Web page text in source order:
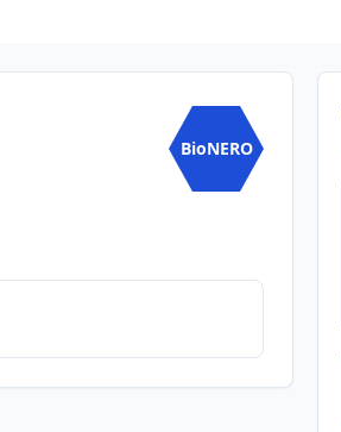
BioNERO